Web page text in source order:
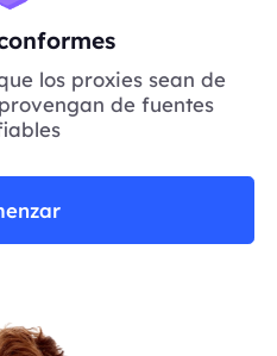
los proxies sean de
de fuentes